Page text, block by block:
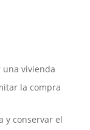
una vivienda
la compra
y conservar el